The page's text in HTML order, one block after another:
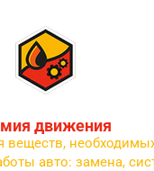
движения
веществ,
авто: замена,